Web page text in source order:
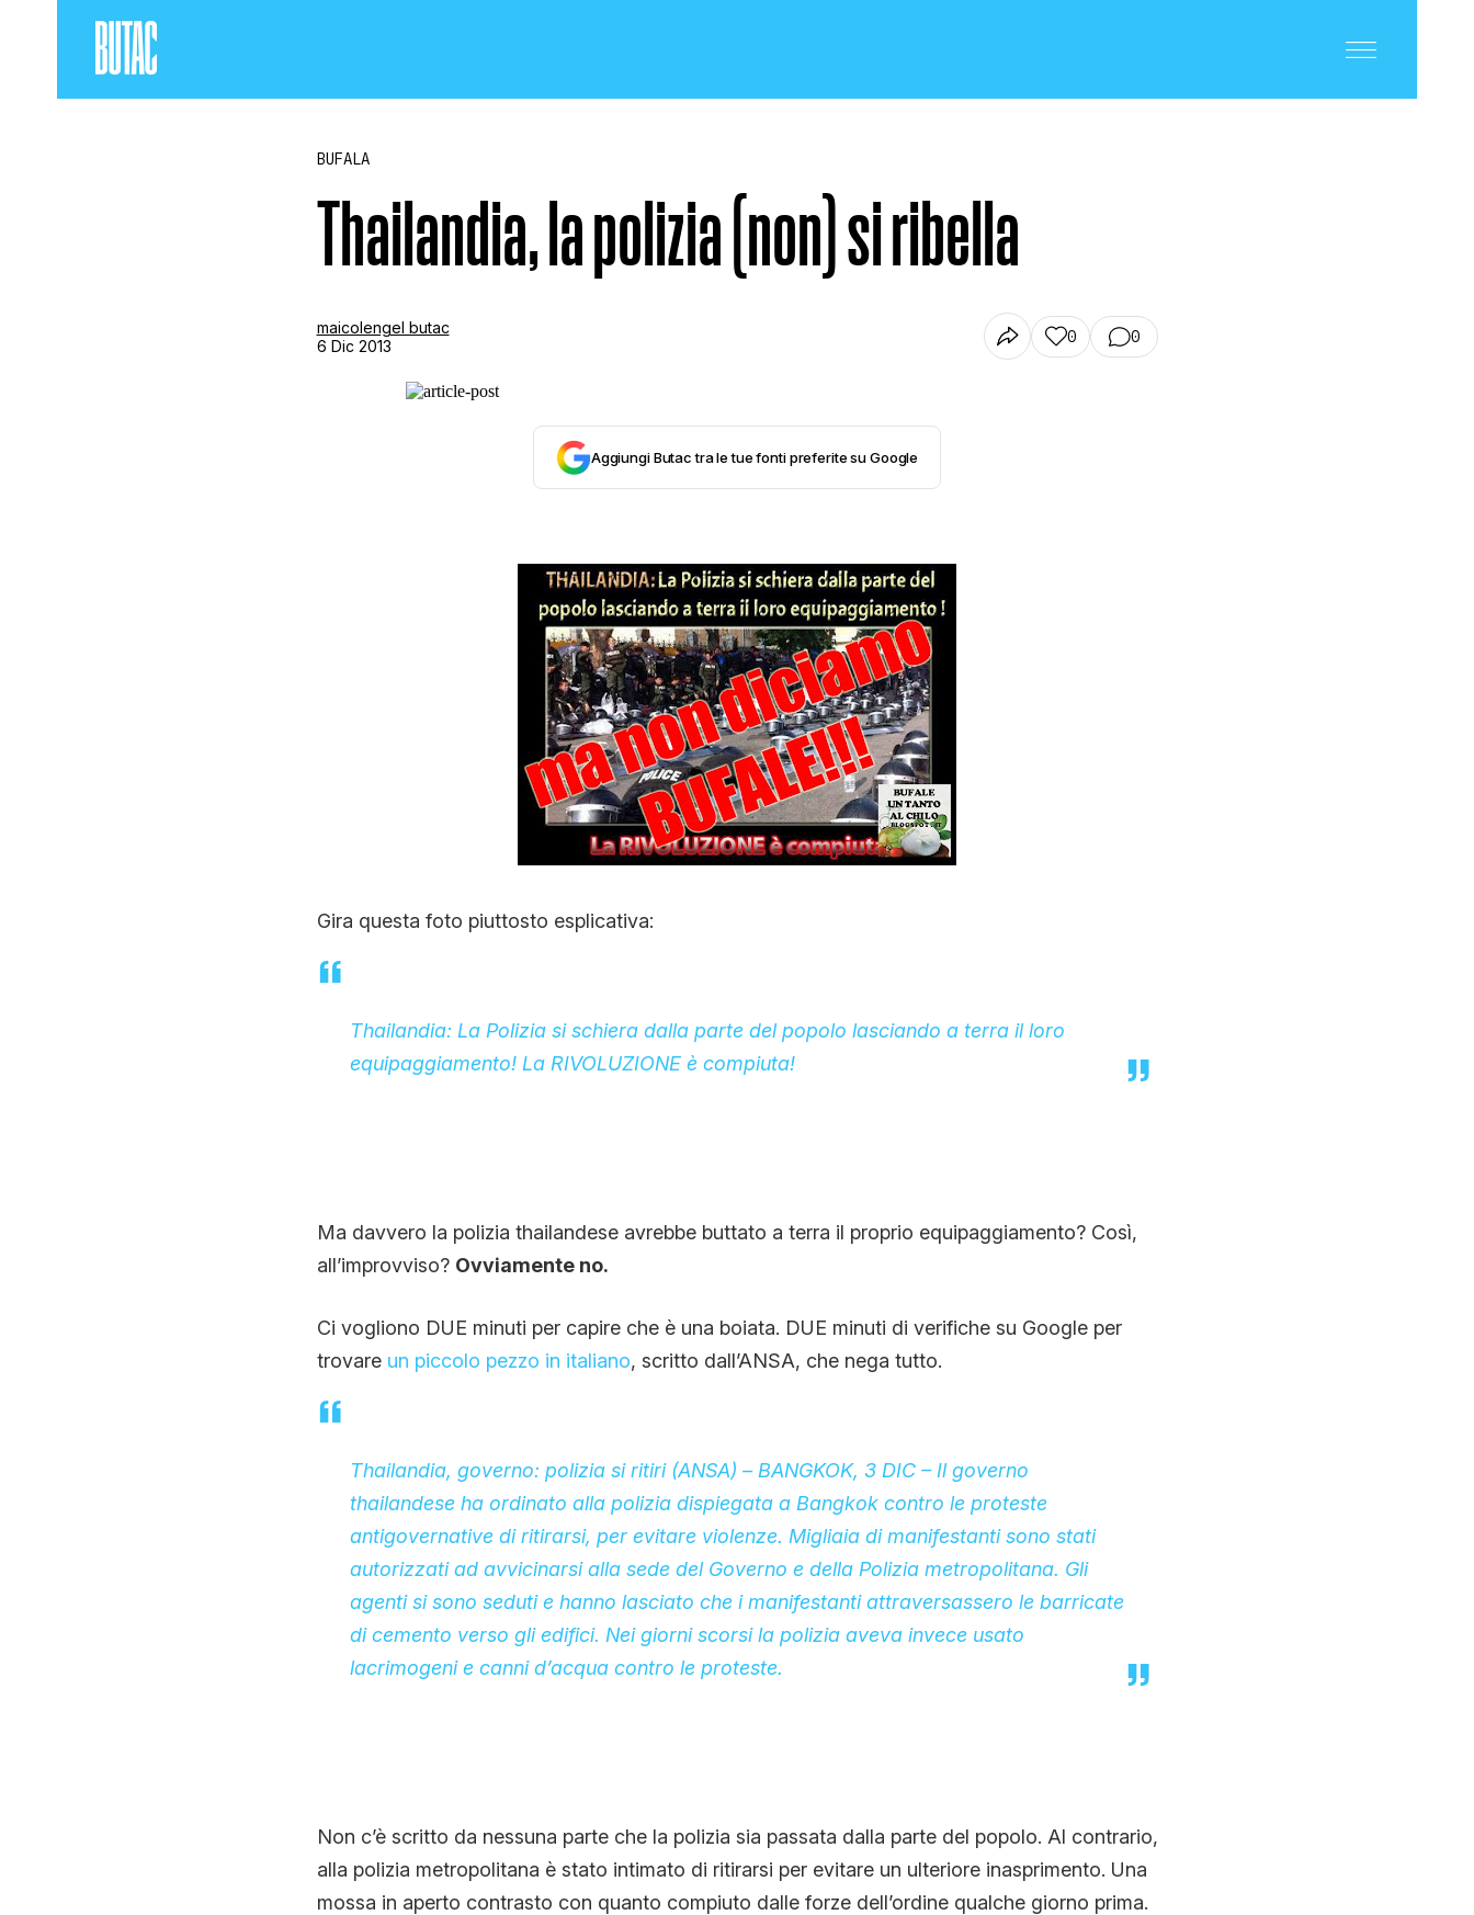
CRONACA E POLITICA
SALUTE E MEDICINA
INTRATTENIMENTO
COMPLOTTI, LEGGENDE URBANE ED EVERGREEN
EDITORIALI
TRUFFE E SOCIAL NETWORK
CONTATTI
BUFALA
Thailandia, la polizia (non) si ribella
maicolengel butac
6 Dic 2013
0 0
Aggiungi Butac tra le tue fonti preferite su Google
Gira questa foto piuttosto esplicativa:
Thailandia: La Polizia si schiera dalla parte del popolo lasciando a terra il loro
equipaggiamento! La RIVOLUZIONE è compiuta!
Ma davvero la polizia thailandese avrebbe buttato a terra il proprio equipaggiamento? Così,
all’improvviso? Ovviamente no.
Ci vogliono DUE minuti per capire che è una boiata. DUE minuti di verifiche su Google per
trovare un piccolo pezzo in italiano, scritto dall’ANSA, che nega tutto.
Thailandia, governo: polizia si ritiri (ANSA) – BANGKOK, 3 DIC – Il governo
thailandese ha ordinato alla polizia dispiegata a Bangkok contro le proteste
antigovernative di ritirarsi, per evitare violenze. Migliaia di manifestanti sono stati
autorizzati ad avvicinarsi alla sede del Governo e della Polizia metropolitana. Gli
agenti si sono seduti e hanno lasciato che i manifestanti attraversassero le barricate
di cemento verso gli edifici. Nei giorni scorsi la polizia aveva invece usato
lacrimogeni e canni d’acqua contro le proteste.
Non c’è scritto da nessuna parte che la polizia sia passata dalla parte del popolo. Al contrario,
alla polizia metropolitana è stato intimato di ritirarsi per evitare un ulteriore inasprimento. Una
mossa in aperto contrasto con quanto compiuto dalle forze dell’ordine qualche giorno prima.